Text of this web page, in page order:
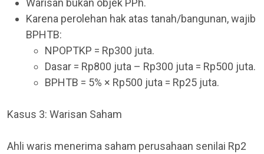
Karena perolehan hak atas tanah/bangunan, wajib
BPHTB:
NPOPTKP = Rp300 juta.
Dasar = Rp800 juta – Rp300 juta = Rp500 juta.
BPHTB = 5% × Rp500 juta = Rp25 juta.
Kasus 3: Warisan Saham
Ahli waris menerima saham perusahaan senilai Rp2